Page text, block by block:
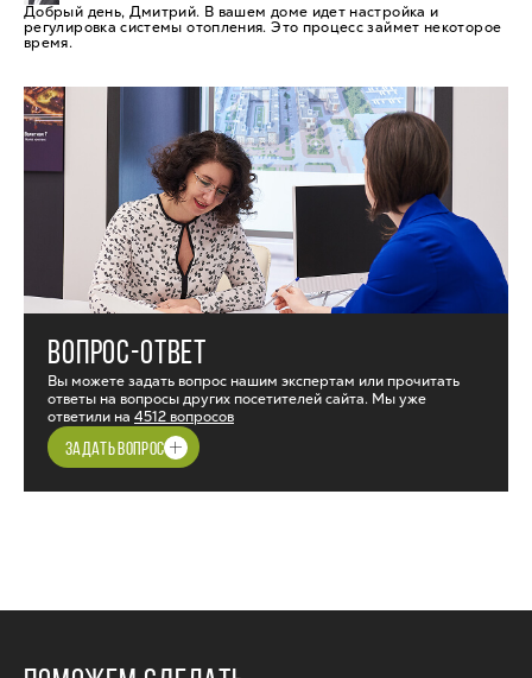
Добрый день, Дмитрий. В вашем доме идет настройка и
регулировка системы отопления. Это процесс займет некоторое
время.
ВОПРОС-ОТВЕТ
Вы можете задать вопрос нашим экспертам или прочитать
ответы на вопросы других посетителей сайта. Мы уже
ответили на 4512 вопросов
ЗАДАТЬ ВОПРОС